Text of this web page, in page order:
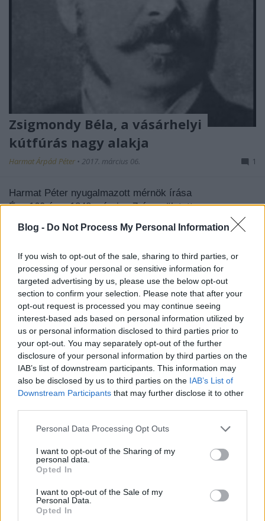
Blog - Do Not Process My Personal Information
If you wish to opt-out of the sale, sharing to third parties, or
processing of your personal or sensitive information for
targeted advertising by us, please use the below opt-out
section to confirm your selection. Please note that after your
opt-out request is processed you may continue seeing
interest-based ads based on personal information utilized by
us or personal information disclosed to third parties prior to
your opt-out. You may separately opt-out of the further
disclosure of your personal information by third parties on the
IAB’s list of downstream participants. This information may
also be disclosed by us to third parties on the IAB’s List of
Downstream Participants that may further disclose it to other
Please note that this website/app uses one or more Google
not limited to your visit or usage behaviour. You may click to
grant or deny consent to Google and its third-party tags to
use your data for below specified purposes in below Google
consent section.
Personal Data Processing Opt Outs
I want to opt-out of the Sharing of my
personal data.
Opted In
I want to opt-out of the Sale of my
Personal Data.
Opted In
Zsigmondy Béla, a vásárhelyi
kútfúrás nagy alakja
Harmat Árpád Péter • 2017. március 06. 1
Harmat Péter nyugalmazott mérnök írása
Épp 169 éve, 1848 március 7-én született a magyar
90 éves a Kolokán kút Susánban,
megemlékezés június 23-án [17.]
Harmat Árpád Péter
Gyönyörű városunk történetében, különleges helyet
foglalnak el kútjaink, melyekre méltán lehetünk